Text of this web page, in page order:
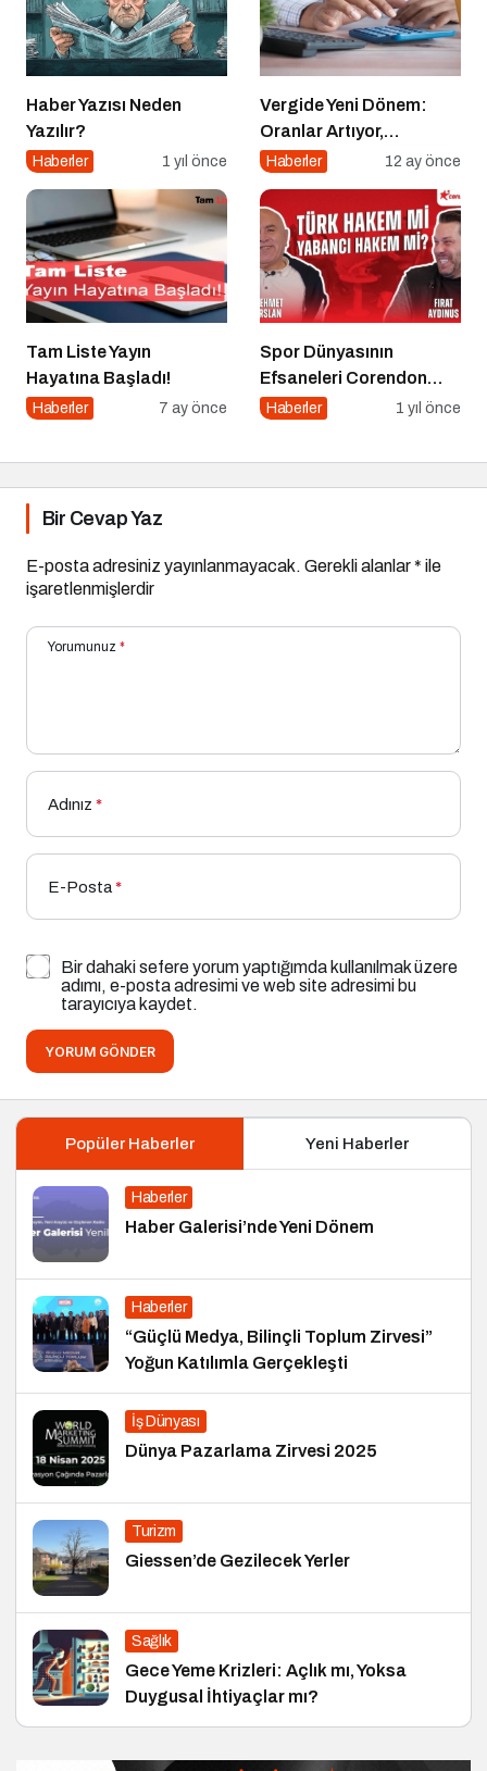
Haber Yazısı Neden
Yazılır?
Haberler 1 yıl önce
Vergide Yeni Dönem:
Oranlar Artıyor,
Denetimler Dijitalleşiyor
Haberler 12 ay önce
Tam Liste Yayın
Hayatına Başladı!
Haberler 7 ay önce
Spor Dünyasının
Efsaneleri Corendon
Sport Talks’ta
Haberler 1 yıl önce
Bir Cevap Yaz
E-posta adresiniz yayınlanmayacak. Gerekli alanlar* ile
işaretlenmişlerdir
Yorumunuz *
Adınız *
E-Posta*
Bir dahaki sefere yorum yaptığımda kullanılmak üzere
adımı, e-posta adresimi ve web site adresimi bu
tarayıcıya kaydet.
YORUM GÖNDER
Popüler Haberler Yeni Haberler
Haberler
Haber Galerisi’nde Yeni Dönem
Haberler
“Güçlü Medya, Bilinçli Toplum Zirvesi”
Yoğun Katılımla Gerçekleşti
İş Dünyası
Dünya Pazarlama Zirvesi 2025
Turizm
Giessen’de Gezilecek Yerler
Sağlık
Gece Yeme Krizleri: Açlık mı, Yoksa
Duygusal İhtiyaçlar mı?